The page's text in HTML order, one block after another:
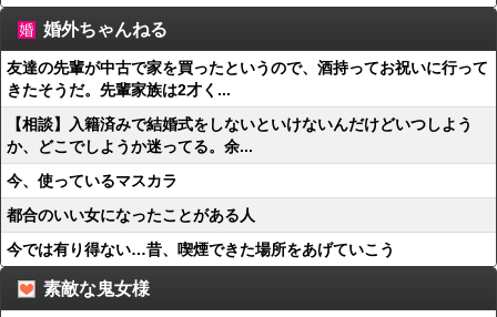
婚外ちゃんねる
友達の先輩が中古で家を買ったというので、酒持ってお祝いに行って
きたそうだ。先輩家族は2才く...
【相談】入籍済みで結婚式をしないといけないんだけどいつしよう
か、どこでしようか迷ってる。余...
今、使っているマスカラ
都合のいい女になったことがある人
今では有り得ない…昔、喫煙できた場所をあげていこう
素敵な鬼女様